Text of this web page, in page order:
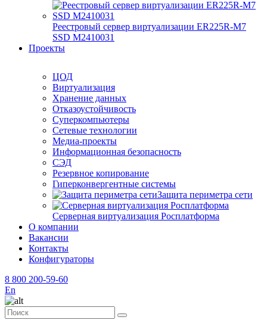
Реестровый сервер виртуализации ER225R-M7
SSD М2410031
Проекты
ЦОД
Виртуализация
Хранение данных
Отказоустойчивость
Суперкомпьютеры
Сетевые технологии
Медиа-проекты
Информационная безопасность
СЭД
Резервное копирование
Гиперконвергентные системы
Защита периметра сети
Серверная виртуализация Росплатформа
О компании
Вакансии
Контакты
Конфигураторы
8 800 200-59-60
En